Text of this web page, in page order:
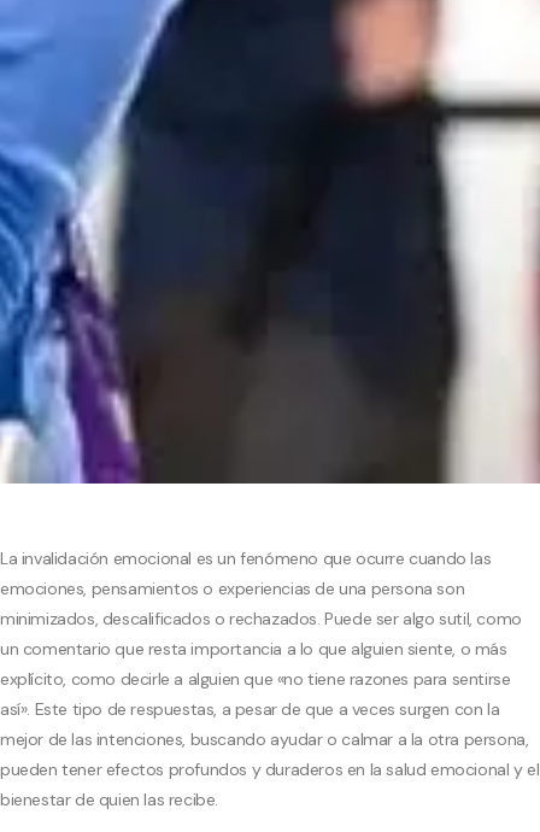
La invalidación emocional es un fenómeno que ocurre cuando las
emociones, pensamientos o experiencias de una persona son
minimizados, descalificados o rechazados. Puede ser algo sutil, como
un comentario que resta importancia a lo que alguien siente, o más
explícito, como decirle a alguien que «no tiene razones para sentirse
así». Este tipo de respuestas, a pesar de que a veces surgen con la
mejor de las intenciones, buscando ayudar o calmar a la otra persona,
pueden tener efectos profundos y duraderos en la salud emocional y el
bienestar de quien las recibe.